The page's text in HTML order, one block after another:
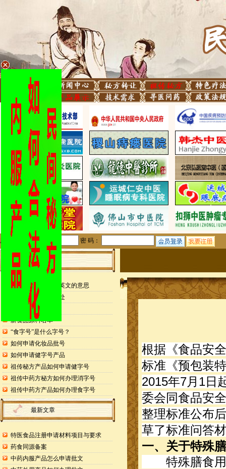
用户名： 密 码：
站内公告
检测报告封面缩写英文的意思
申请专利的25个好处
药食同源目录
新食品原料名单
“食字号”是什么字号？
如何申请化妆品批号
如何申请健字号产品
祖传秘方产品如何申请健字号
祖传中药方秘方如何办理消字号
祖传中药方产品如何办理食字号
最新文章
特医食品注册申请材料项目与要求
药食同源备案
中药内服产品怎么申请批文
根据《食品安
标准《预包装
2015年7月1日
委会同食品安
整理标准公布
草了标准问答
一、关于特殊
特殊膳食用